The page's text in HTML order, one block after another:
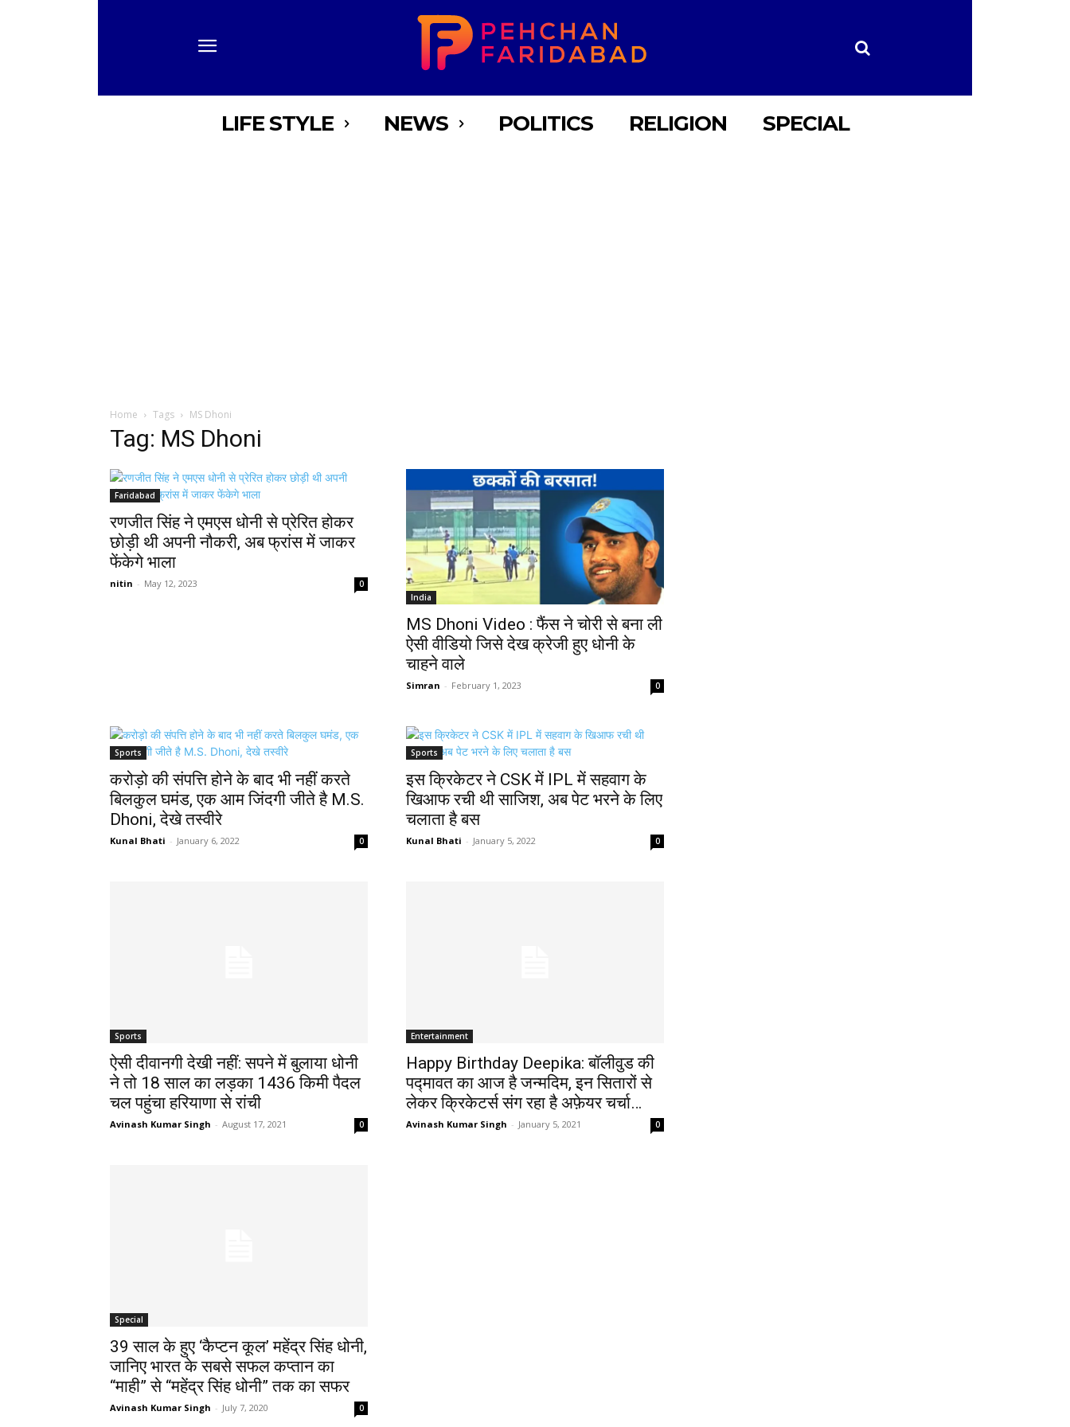
LIFE STYLE NEWS POLITICS RELIGION SPECIAL
Home Tags MS Dhoni
Tag: MS Dhoni
Faridabad
रणजीत सिंह ने एमएस धोनी से प्रेरित होकर
छोड़ी थी अपनी नौकरी, अब फ्रांस में जाकर
फेंकेगे भाला
nitin - May 12, 2023
0
India
MS Dhoni Video : फैंस ने चोरी से बना ली
ऐसी वीडियो जिसे देख क्रेजी हुए धोनी के
चाहने वाले
Simran - February 1, 2023 0
Sports
करोड़ो की संपत्ति होने के बाद भी नहीं करते
बिलकुल घमंड, एक आम जिंदगी जीते है M.S.
Dhoni, देखे तस्वीरे
Kunal Bhati - January 6, 2022 0
Sports
इस क्रिकेटर ने CSK में IPL में सहवाग के
खिआफ रची थी साजिश, अब पेट भरने के लिए
चलाता है बस
Kunal Bhati - January 5, 2022 0
Sports
ऐसी दीवानगी देखी नहीं: सपने में बुलाया धोनी
ने तो 18 साल का लड़का 1436 किमी पैदल
चल पहुंचा हरियाणा से रांची
Avinash Kumar Singh - August 17, 2021 0
Entertainment
Happy Birthday Deepika: बॉलीवुड की
पद्मावत का आज है जन्मदिम, इन सितारों से
लेकर क्रिकेटर्स संग रहा है अफ़ेयर चर्चा…
Avinash Kumar Singh - January 5, 2021 0
Special
39 साल के हुए ‘कैप्टन कूल’ महेंद्र सिंह धोनी,
जानिए भारत के सबसे सफल कप्तान का
“माही” से “महेंद्र सिंह धोनी” तक का सफर
Avinash Kumar Singh - July 7, 2020 0